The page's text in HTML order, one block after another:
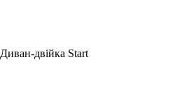
Диван-двійка Start